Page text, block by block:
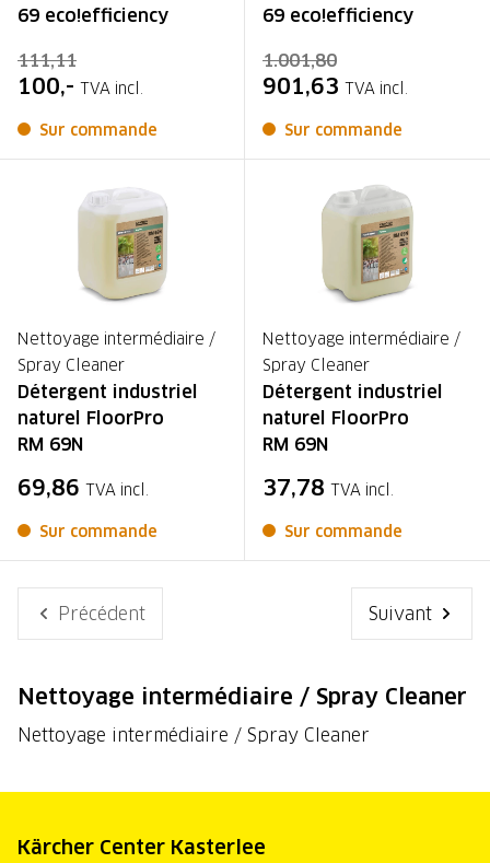
69 eco!efficiency
111,11
100,- TVA incl.
Sur commande
69 eco!efficiency
1.001,80
901,63 TVA incl.
Sur commande
Nettoyage intermédiaire /
Spray Cleaner
Détergent industriel
naturel FloorPro
RM 69N
69,86 TVA incl.
Sur commande
Nettoyage intermédiaire /
Spray Cleaner
Détergent industriel
naturel FloorPro
RM 69N
37,78 TVA incl.
Sur commande
Précédent Suivant
Nettoyage intermédiaire / Spray Cleaner
Nettoyage intermédiaire / Spray Cleaner
Kärcher Center Kasterlee